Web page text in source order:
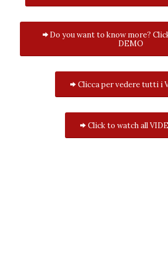
Do you want to know more?
DEMO
Clicca per vedere tutti i
Click to watch all